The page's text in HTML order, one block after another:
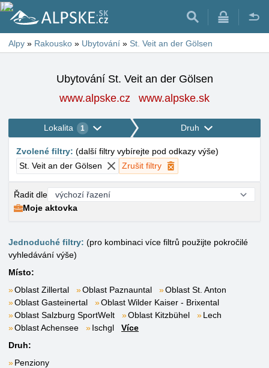
Alpy » Rakousko » Ubytování » St. Veit an der Gölsen
Ubytování St. Veit an der Gölsen
www.alpske.cz
www.alpske.sk
Lokalita 1 Druh
Zvolené filtry: (další filtry vybírejte pod odkazy výše)
St. Veit an der Gölsen
Zrušit filtry
Řadit dle
Moje aktovka
Jednoduché filtry: (pro kombinaci více filtrů použijte pokročilé
vyhledávání výše)
Místo:
Oblast Zillertal
Oblast Paznauntal
Oblast St. Anton
Oblast Gasteinertal
Oblast Wilder Kaiser - Brixental
Oblast Salzburg SportWelt
Oblast Kitzbühel
Lech
Oblast Achensee
Ischgl
Více
Druh:
Penziony